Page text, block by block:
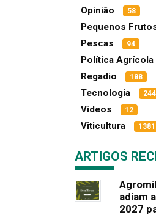
Opinião 58
Pequenos
Pescas 94
Política Agrícola
Regadio 188
Tecnologia 244
Vídeos 12
Viticultura 1381
ARTIGOS
adiam
2027